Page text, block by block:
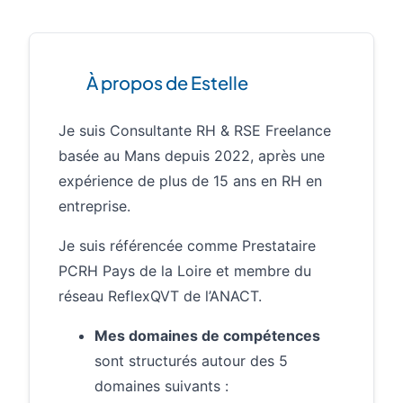
À propos de Estelle
Je suis Consultante RH & RSE Freelance
basée au Mans depuis 2022, après une
expérience de plus de 15 ans en RH en
entreprise.
Je suis référencée comme Prestataire
PCRH Pays de la Loire et membre du
réseau ReflexQVT de l’ANACT.
Mes domaines de compétences
sont structurés autour des 5
domaines suivants :